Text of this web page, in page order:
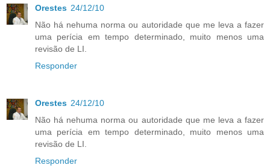
Orestes 24/12/10
Não há nehuma norma ou autoridade que me leva a fazer
uma perícia em tempo determinado, muito menos uma
revisão de LI.
Responder
Orestes 24/12/10
Não há nehuma norma ou autoridade que me leva a fazer
uma perícia em tempo determinado, muito menos uma
revisão de LI.
Responder